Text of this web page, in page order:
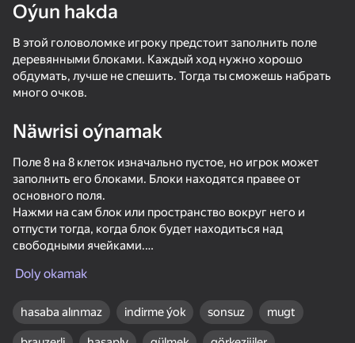
Bu oýun diňe peýza
ugry goldaýar
Oýun hakda
В этой головоломке игроку предстоит заполнить поле
деревянными блоками. Каждый ход нужно хорошо
обдумать, лучше не спешить. Тогда ты сможешь набрать
много очков.
Näwrisi oýnamak
Поле 8 на 8 клеток изначально пустое, но игрок может
заполнить его блоками. Блоки находятся правее от
основного поля.
Нажми на сам блок или пространство вокруг него и
отпусти тогда, когда блок будет находиться над
свободными ячейками.
вертикали, то она уничтожится, а тебе дадут очки. После
свободным и туда можно ставить блоки.
Попробуй установить самый высокий рекорд.
Doly okamak
hasaba alınmaz indirme ýok sonsuz mugt